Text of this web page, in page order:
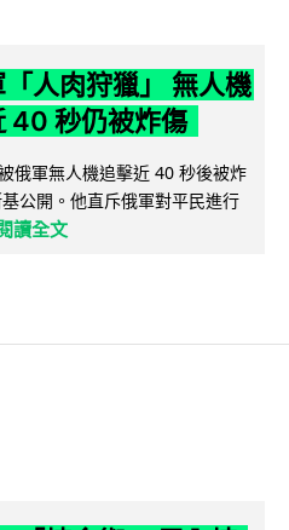
人肉狩獵」 無人機
40 秒仍被炸傷
俄軍無人機追擊近 40 秒後被炸
公開。他直斥俄軍對平民進行
閱讀全文